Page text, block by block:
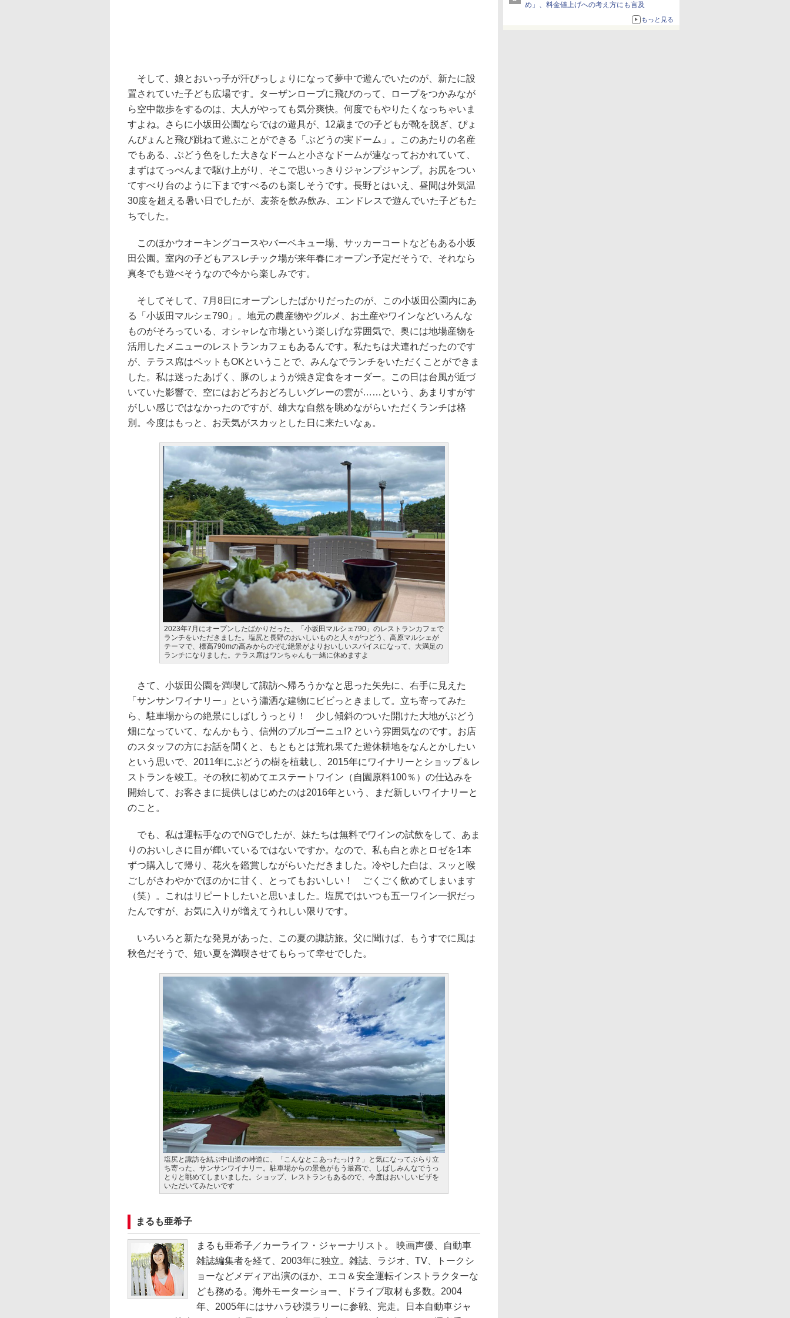
め」、料金値上げへの考え方にも言及
もっと見る
そして、娘とおいっ子が汗びっしょりになって夢中で遊んでいたのが、新たに設
置されていた子ども広場です。ターザンロープに飛びのって、ロープをつかみなが
ら空中散歩をするのは、大人がやっても気分爽快。何度でもやりたくなっちゃいま
すよね。さらに小坂田公園ならではの遊具が、12歳までの子どもが靴を脱ぎ、ぴょ
んぴょんと飛び跳ねて遊ぶことができる「ぶどうの実ドーム」。このあたりの名産
でもある、ぶどう色をした大きなドームと小さなドームが連なっておかれていて、
まずはてっぺんまで駆け上がり、そこで思いっきりジャンプジャンプ。お尻をつい
てすべり台のように下まですべるのも楽しそうです。長野とはいえ、昼間は外気温
30度を超える暑い日でしたが、麦茶を飲み飲み、エンドレスで遊んでいた子どもた
ちでした。
このほかウオーキングコースやバーベキュー場、サッカーコートなどもある小坂
田公園。室内の子どもアスレチック場が来年春にオープン予定だそうで、それなら
真冬でも遊べそうなので今から楽しみです。
そしてそして、7月8日にオープンしたばかりだったのが、この小坂田公園内にあ
る「小坂田マルシェ790」。地元の農産物やグルメ、お土産やワインなどいろんな
ものがそろっている、オシャレな市場という楽しげな雰囲気で、奥には地場産物を
活用したメニューのレストランカフェもあるんです。私たちは犬連れだったのです
が、テラス席はペットもOKということで、みんなでランチをいただくことができま
した。私は迷ったあげく、豚のしょうが焼き定食をオーダー。この日は台風が近づ
いていた影響で、空にはおどろおどろしいグレーの雲が……という、あまりすがす
がしい感じではなかったのですが、雄大な自然を眺めながらいただくランチは格
別。今度はもっと、お天気がスカッとした日に来たいなぁ。
2023年7月にオープンしたばかりだった、「小坂田マルシェ790」のレストランカフェで
ランチをいただきました。塩尻と長野のおいしいものと人々がつどう、高原マルシェが
テーマで、標高790mの高みからのぞむ絶景がよりおいしいスパイスになって、大満足の
ランチになりました。テラス席はワンちゃんも一緒に休めますよ
さて、小坂田公園を満喫して諏訪へ帰ろうかなと思った矢先に、右手に見えた
「サンサンワイナリー」という瀟洒な建物にビビっときまして。立ち寄ってみた
ら、駐車場からの絶景にしばしうっとり！ 少し傾斜のついた開けた大地がぶどう
畑になっていて、なんかもう、信州のブルゴーニュ!? という雰囲気なのです。お店
のスタッフの方にお話を聞くと、もともとは荒れ果てた遊休耕地をなんとかしたい
という思いで、2011年にぶどうの樹を植栽し、2015年にワイナリーとショップ＆レ
ストランを竣工。その秋に初めてエステートワイン（自園原料100％）の仕込みを
開始して、お客さまに提供しはじめたのは2016年という、まだ新しいワイナリーと
のこと。
でも、私は運転手なのでNGでしたが、妹たちは無料でワインの試飲をして、あま
りのおいしさに目が輝いているではないですか。なので、私も白と赤とロゼを1本
ずつ購入して帰り、花火を鑑賞しながらいただきました。冷やした白は、スッと喉
ごしがさわやかでほのかに甘く、とってもおいしい！ ごくごく飲めてしまいます
（笑）。これはリピートしたいと思いました。塩尻ではいつも五一ワイン一択だっ
たんですが、お気に入りが増えてうれしい限りです。
いろいろと新たな発見があった、この夏の諏訪旅。父に聞けば、もうすでに風は
秋色だそうで、短い夏を満喫させてもらって幸せでした。
塩尻と諏訪を結ぶ中山道の峠道に、「こんなとこあったっけ？」と気になってぶらり立
ち寄った、サンサンワイナリー。駐車場からの景色がもう最高で、しばしみんなでうっ
とりと眺めてしまいました。ショップ、レストランもあるので、今度はおいしいピザを
いただいてみたいです
まるも亜希子
まるも亜希子／カーライフ・ジャーナリスト。 映画声優、自動車
雑誌編集者を経て、2003年に独立。雑誌、ラジオ、TV、トークシ
ョーなどメディア出演のほか、エコ＆安全運転インストラクターな
ども務める。海外モーターショー、ドライブ取材も多数。2004
年、2005年にはサハラ砂漠ラリーに参戦、完走。日本自動車ジャ